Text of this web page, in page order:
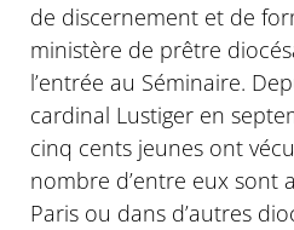
de discernement et de
ministère de prêtre
l’entrée au Séminaire.
cardinal Lustiger en
cinq cents jeunes ont
nombre d’entre eux sont
Paris ou dans d’autres